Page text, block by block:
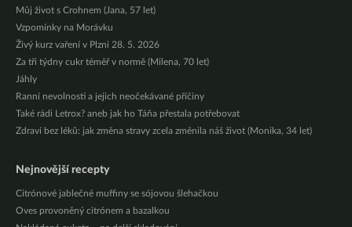
Můj život s Crohnem (Jana, 57 let)
Vzpomínky na Morávku
Živý kurz vaření v Plzni 28. 5. 2026
Za tři týdny cukr téměř v normě (Milena, 70 let)
Jáhly
Ranní nevolnosti a jejich neočekávané příčiny
Také rádi Letrox? aneb jak ho Táňa přestala potřebovat
Zdraví bez léků: jak změna stravy zcela změnila náš život (Monika, 34 let)
Nejnovější recepty
Citrónové jablečné muffiny se sójovou šlehačkou
Oves provoněný citrónem a bazalkou